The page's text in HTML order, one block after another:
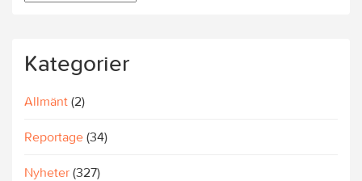
Kategorier
Allmänt (2)
Reportage (34)
Nyheter (327)